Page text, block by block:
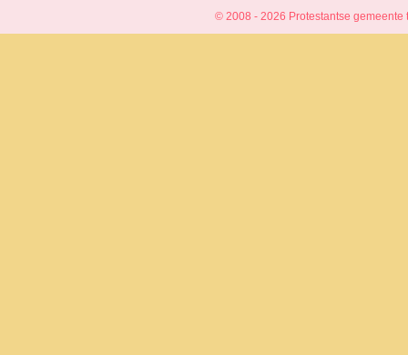
© 2008 - 2026 Protestantse